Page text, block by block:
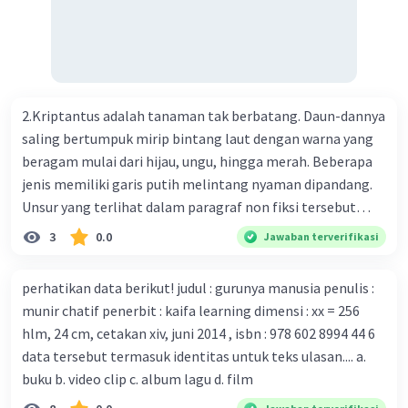
bersama sejumlah perusahaan biotek dan vaksin.
Beberapa waktu lalu, Kepala Laboratorium Identifikasi
Virus dari Institut Peter Doherty untuk Infeksi dan
kekebalan, Melbourne, Julian Druce, menyatakan mereka
mengembangkan virus Corona versi laboratorium dari
tubuh pasien yang terinfeksi untuk uji coba. Tanggapan
yang sesuai dengan berita tersebut adalah ... A.
serangan virus Corona dengan menemukan vaksin virus
tersebut. B. Para ilmuan perlu segera mempelajari virus
corona yang menjadi masalah besar bagi kesehatan dunia
karena persebarannya sangat cepat. C. Masyarakat perlu
mawas diri dan menjaga kesehatan dalam menghadapi
serangan virus corona yang mulai menyebar di Indonesia,
2.Kriptantus adalah tanaman tak berbatang. Daun-dannya
saling bertumpuk mirip bintang laut dengan warna yang
beragam mulai dari hijau, ungu, hingga merah. Beberapa
jenis memiliki garis putih melintang nyaman dipandang.
Unsur yang terlihat dalam paragraf non fiksi tersebut
adalah... A. cara menyajikan isi buku B. bahasa yang
digunakan C. tokoh dan penokohan D. penyajian alur cerita
3 0.0 Jawaban terverifikasi
perhatikan data berikut! judul : gurunya manusia penulis :
munir chatif penerbit : kaifa learning dimensi : xx = 256
hlm, 24 cm, cetakan xiv, juni 2014 , isbn : 978 602 8994 44 6
data tersebut termasuk identitas untuk teks ulasan.... a.
buku b. video clip c. album lagu d. film